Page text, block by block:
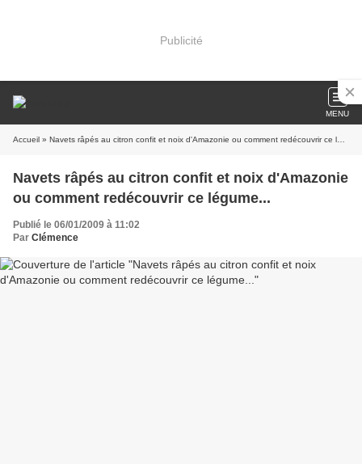
Publicité
MENU
Accueil » Navets râpés au citron confit et noix d'Amazonie ou comment redécouvrir ce légume...
Navets râpés au citron confit et noix d'Amazonie
ou comment redécouvrir ce légume...
Publié le 06/01/2009 à 11:02
Par Clémence